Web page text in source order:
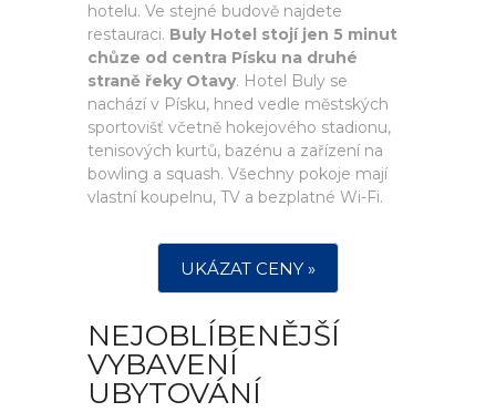
hotelu. Ve stejné budově najdete
restauraci. Buly Hotel stojí jen 5 minut
chůze od centra Písku na druhé
straně řeky Otavy. Hotel Buly se
nachází v Písku, hned vedle městských
sportovišť včetně hokejového stadionu,
tenisových kurtů, bazénu a zařízení na
bowling a squash. Všechny pokoje mají
vlastní koupelnu, TV a bezplatné Wi-Fi.
UKÁZAT CENY »
NEJOBLÍBENĚJŠÍ
VYBAVENÍ
UBYTOVÁNÍ